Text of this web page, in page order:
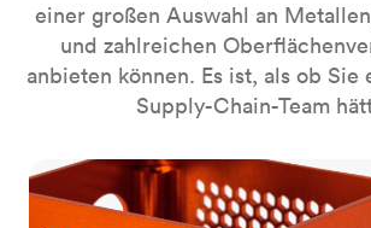
einer großen Auswahl an
und zahlreichen
anbieten können. Es ist, als ob Sie
Supply-Chain-Team
CNC-Fräsen